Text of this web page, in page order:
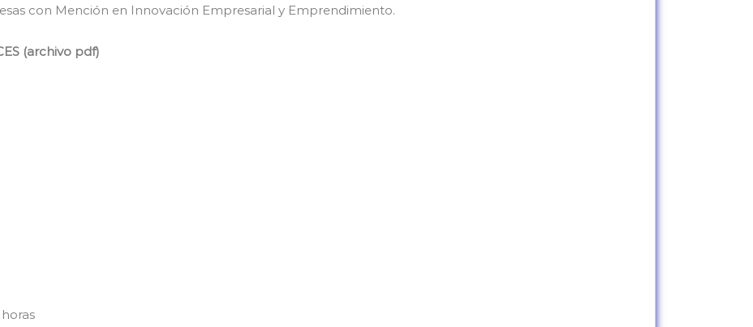
con Mención en Innovación Empresarial y Emprendimiento.
(archivo pdf)